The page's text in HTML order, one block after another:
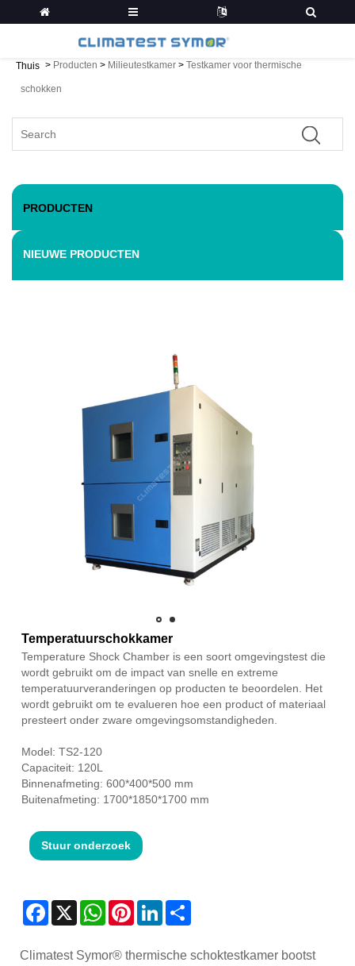
Thuis > Producten > Milieutestkamer > Testkamer voor thermische
schokken
PRODUCTEN
NIEUWE PRODUCTEN
Temperatuurschokkamer
Temperature Shock Chamber is een soort omgevingstest die
wordt gebruikt om de impact van snelle en extreme
temperatuurveranderingen op producten te beoordelen. Het
wordt gebruikt om te evalueren hoe een product of materiaal
presteert onder zware omgevingsomstandigheden.
Model: TS2-120
Capaciteit: 120L
Binnenafmeting: 600*400*500 mm
Buitenafmeting: 1700*1850*1700 mm
Stuur onderzoek
Facebook
X WhatsAppPinterestLinkedIn
Climatest Symor® thermische schoktestkamer bootst